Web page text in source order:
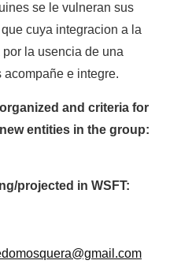
se le vulneran sus
cuya integracion a la
la usencia de una
e integre.
and criteria for
entities in the group:
projected in WSFT: